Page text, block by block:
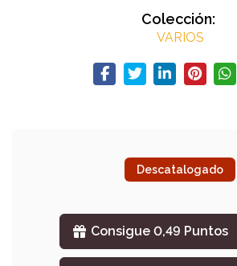
Colección:
VARIOS
Descatalogado
Consigue 0,49 Puntos